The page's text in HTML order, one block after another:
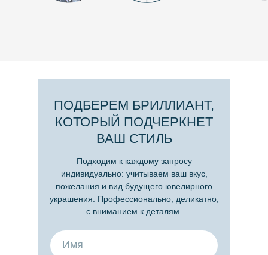
Подходим к каждому запросу
индивидуально: учитываем ваш вкус,
пожелания и вид будущего ювелирного
украшения. Профессионально, деликатно,
с вниманием к деталям.
ПОДБЕРЕМ БРИЛЛИАНТ,
КОТОРЫЙ ПОДЧЕРКНЕТ
ВАШ СТИЛЬ